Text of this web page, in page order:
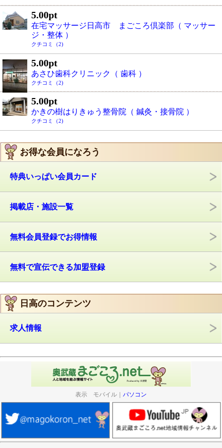
5.00pt
在宅マッサージ日高市 まごころ倶楽部（ マッサー
ジ・整体 ）
クチコミ（2)
5.00pt
あさひ歯科クリニック（ 歯科 ）
クチコミ（2)
5.00pt
かきの樹はりきゅう整骨院（ 鍼灸・接骨院 ）
クチコミ（2)
お得な会員になろう
特典いっぱい会員カード
掲載店・施設一覧
無料会員登録でお得情報
無料で宣伝できる加盟登録
日高のコンテンツ
求人情報
表示 モバイル｜ パソコン